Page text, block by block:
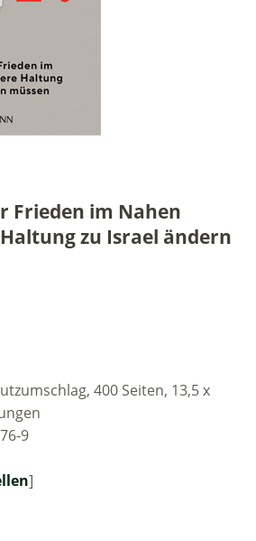
Frieden im Nahen
zu Israel ändern
400 Seiten, 13,5 x
9
]